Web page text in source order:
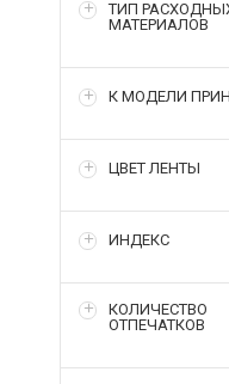
ТИП
МАТЕРИАЛОВ
К МОДЕЛИ
ЦВЕТ ЛЕНТЫ
ИНДЕКС
КОЛИЧЕСТВО
ОТПЕЧАТКОВ